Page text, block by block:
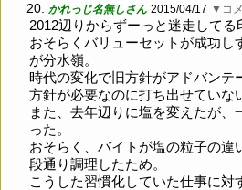
20. かれっじ名無しさん 2015/04/17 ▼コ
2012辺りからずーっと迷走してる
おそらくバリューセットが成功
が分水嶺。
時代の変化で旧方針がアドバンテ
方針が必要なのに打ち出せていな
また、去年辺りに塩を変えたが
った。
おそらく、バイトが塩の粒子の
段通り調理したため。
こうした習慣化していた仕事に